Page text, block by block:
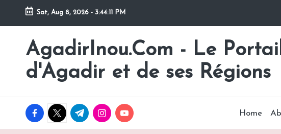
Skip
content
Sat, Aug 8, 2026 - 3:44:12 PM
AgadirInou.Com - Le
d'Agadir et de ses Régions
Toute
l'actualité
de
d'Agadir
facebook.com
twitter.com
t.me instagram.com
youtube.com Home